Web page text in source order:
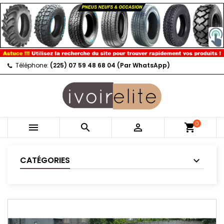
Téléphone: (225) 07 59 48 68 04 (Par WhatsApp)
   shopping_cart0
CATÉGORIES